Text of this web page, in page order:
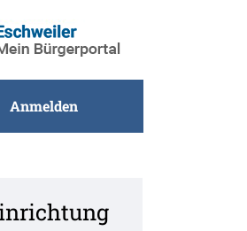
Anmelden